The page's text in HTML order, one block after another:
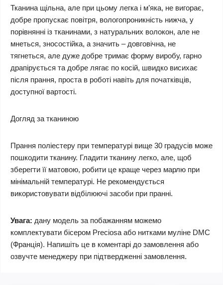
Тканина щільна, але при цьому легка і м’яка, не вигорає,
добре пропускає повітря, вологопроникність нижча, у
порівнянні із тканинами, з натуральних волокон, але не
мнеться, зносостійка, а значить – довговічна, не
тягнеться, але дуже добре тримає форму виробу, гарно
драпірується та добре лягає по косій, швидко висихає
після прання, проста в роботі навіть для початківців,
доступної вартості.
Догляд за тканиною
Прання поліестеру при температурі вище 30 градусів може
пошкодити тканину. Гладити тканину легко, але, щоб
зберегти її матовою, робити це краще через марлю при
мінімальній температурі. Не рекомендується
використовувати відбілюючі засоби при пранні.
Увага: дану модель за побажанням можемо
комплектувати бісером Preciosa або нитками муліне DMC
(Франція). Напишіть це в коментарі до замовлення або
озвучте менеджеру при підтвердженні замовлення.